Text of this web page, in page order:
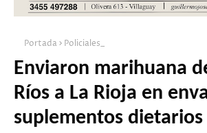
Portada Policiales_
Enviaron marihuana
Ríos a La Rioja en
suplementos dietarios